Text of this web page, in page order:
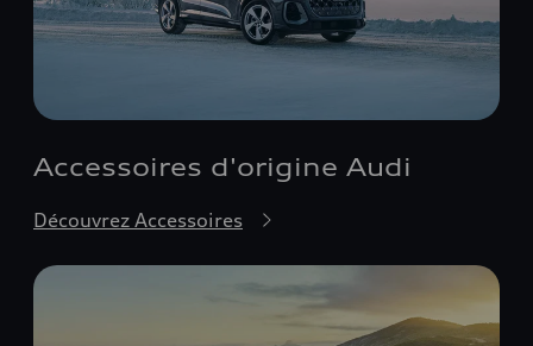
Accessoires d'origine Audi
Découvrez Accessoires